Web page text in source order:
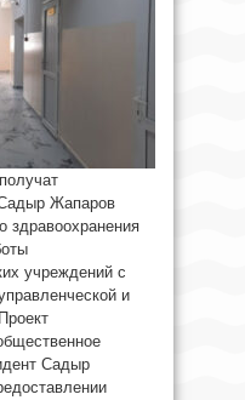
Жапаров
здравоохранения
учреждений с
и
Садыр